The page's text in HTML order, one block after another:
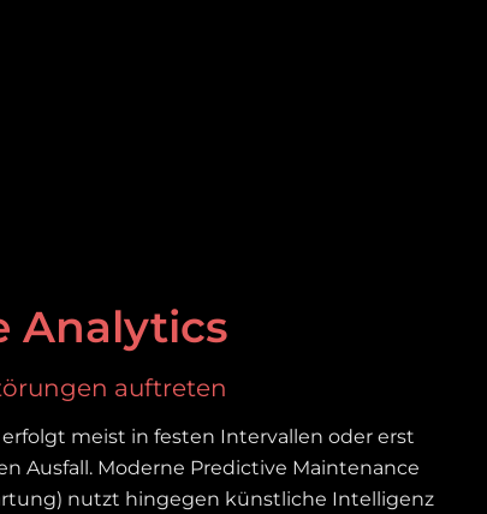
Analytics
auftreten
meist in festen Intervallen oder erst
Ausfall. Moderne Predictive Maintenance
nutzt hingegen künstliche Intelligenz